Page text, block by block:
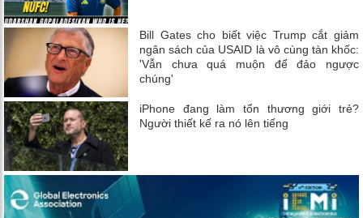
Bill Gates cho biết việc Trump cắt giảm
ngân sách của USAID là vô cùng tàn khốc:
'Vẫn chưa quá muộn để đảo ngược
chúng'
iPhone đang làm tổn thương giới trẻ?
Người thiết kế ra nó lên tiếng